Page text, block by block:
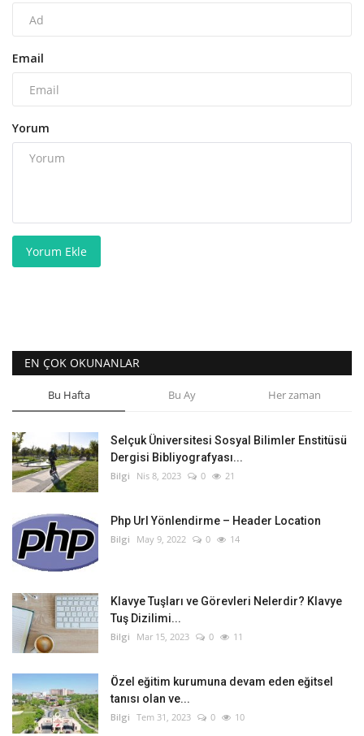
Email
Yorum
Yorum Ekle
EN ÇOK OKUNANLAR
Bu Hafta Bu Ay Her zaman
Selçuk Üniversitesi Sosyal Bilimler Enstitüsü
Dergisi Bibliyografyası...
Bilgi Nis 8, 2023 0 21
Php Url Yönlendirme – Header Location
Bilgi May 9, 2022 0 14
Klavye Tuşları ve Görevleri Nelerdir? Klavye
Tuş Dizilimi...
Bilgi Mar 15, 2023 0 11
Özel eğitim kurumuna devam eden eğitsel
tanısı olan ve...
Bilgi Tem 31, 2023 0 10